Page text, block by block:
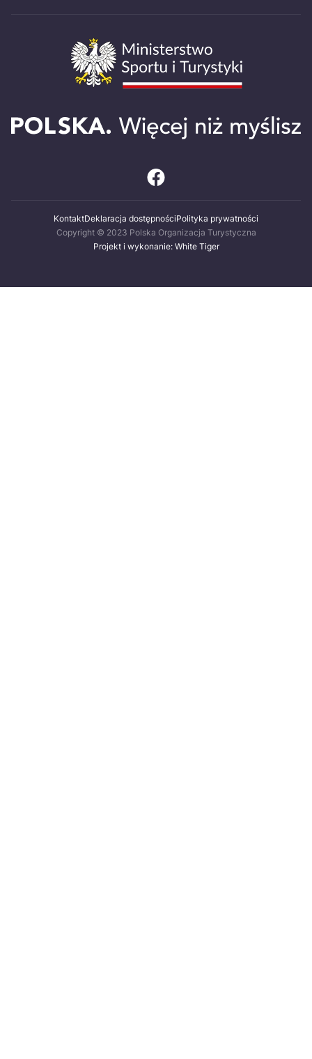
KontaktDeklaracja dostępnościPolityka prywatności
Copyright © 2023 Polska Organizacja Turystyczna
Projekt i wykonanie: White Tiger